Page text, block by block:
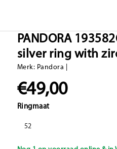
PANDORA
silver ring with
Merk: Pandora
€49,00
Ringmaat
52